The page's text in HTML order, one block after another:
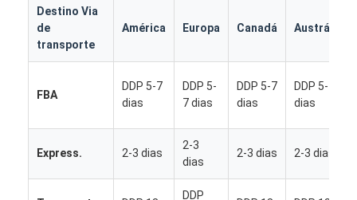
Destino Via
de
transporte
América Europa Canadá Austrália
FBA
DDP 5-7
dias
DDP 5-
7 dias
DDP 5-7
dias
DDP 5-7
dias
Express. 2-3 dias
2-3
dias
2-3 dias 2-3 dias
DDP